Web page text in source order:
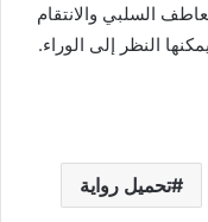
السلبي والانتقام
النظر إلى الوراء.
تحميل رواية